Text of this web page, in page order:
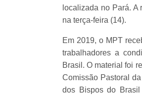
localizada no Pará.
na terça-feira (14).
Em 2019, o MPT
trabalhadores a
Brasil. O material foi
Comissão Pastoral
dos Bispos do